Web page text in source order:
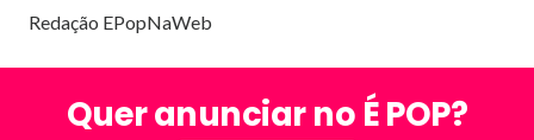
Redação EPopNaWeb
Quer anunciar no É POP?